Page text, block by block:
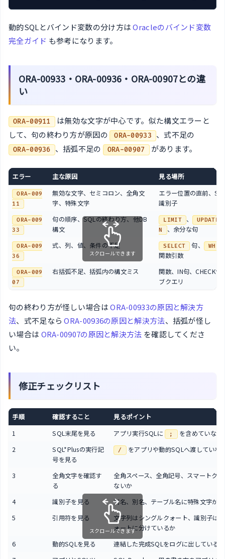
動的SQLとバインド変数の分け方はOracleのバインド変数
完全ガイド も参考になります。
ORA-00933・ORA-00936・ORA-00907との違
い
ORA-00911
は無効な文字が中心です。似た構文エラーと
して、句の終わり方が原因の ORA-00933 、式不足の
ORA-00936 、括弧不足の ORA-00907 があります。
エラー 主な原因 見る場所
ORA-009
11
無効な文字、セミコロン、全角文
字、特殊文字
エラー位置の直前、
識別子
ORA-009
33
句の順序、SQLの終わり方、他DB
構文
LIMIT 、
UPDATE
N
、余分な句
ORA-009
36
式、列、値、条件の不足 SELECT 句、
関数引数
ORA-009
07
右括弧不足、括弧内の構文ミス
関数、IN句、CHECK制
ブクエリ
スクロールできます
句の終わり方が怪しい場合はORA-00933の原因と解決方
法、式不足ならORA-00936の原因と解決方法、括弧が怪し
い場合は ORA-00907の原因と解決方法 を確認してくださ
い。
修正チェックリスト
手順 確認すること
見るポイント
1
SQL末尾を見る アプリ実行SQLに ;
を含めていない
2
SQL*Plusの実行記
号を見る
/ をアプリや動的SQLへ渡していな
3
全角文字を確認す
る
全角スペース、全角記号、スマートク
ないか
4
識別子を見る
列名、別名、テーブル名に特殊文字が
5
引用符を見る
文字列はシングルクォート、識別子は
ォートに分けているか
6
動的SQLを見る
連結した完成SQLをログに出しているか
スクロールできます